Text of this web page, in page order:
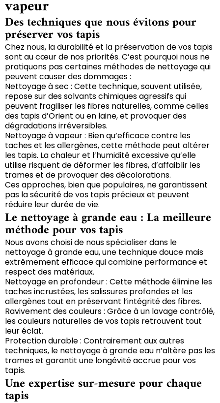
vapeur
Des techniques que nous évitons pour
préserver vos tapis
Chez nous, la durabilité et la préservation de vos tapis
sont au cœur de nos priorités. C’est pourquoi nous ne
pratiquons pas certaines méthodes de nettoyage qui
peuvent causer des dommages :
Nettoyage à sec : Cette technique, souvent utilisée,
repose sur des solvants chimiques agressifs qui
peuvent fragiliser les fibres naturelles, comme celles
des tapis d’Orient ou en laine, et provoquer des
dégradations irréversibles.
Nettoyage à vapeur : Bien qu’efficace contre les
taches et les allergènes, cette méthode peut altérer
les tapis. La chaleur et l’humidité excessive qu’elle
utilise risquent de déformer les fibres, d’affaiblir les
trames et de provoquer des décolorations.
Ces approches, bien que populaires, ne garantissent
pas la sécurité de vos tapis précieux et peuvent
réduire leur durée de vie.
Le nettoyage à grande eau : La meilleure
méthode pour vos tapis
Nous avons choisi de nous spécialiser dans le
nettoyage à grande eau, une technique douce mais
extrêmement efficace qui combine performance et
respect des matériaux.
Nettoyage en profondeur : Cette méthode élimine les
taches incrustées, les salissures profondes et les
allergènes tout en préservant l’intégrité des fibres.
Ravivement des couleurs : Grâce à un lavage contrôlé,
les couleurs naturelles de vos tapis retrouvent tout
leur éclat.
Protection durable : Contrairement aux autres
techniques, le nettoyage à grande eau n’altère pas les
trames et garantit une longévité accrue pour vos
tapis.
Une expertise sur-mesure pour chaque
tapis